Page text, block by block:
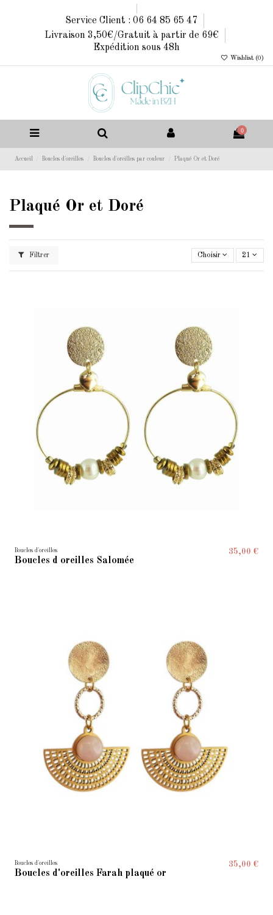
Service Client : 06 64 85 65 47
Livraison 3,50€/Gratuit à partir de 69€
Expédition sous 48h
Wishlist (0 )
0
Accueil Boucles d'oreilles Boucles d'oreilles par couleur Plaqué Or et Doré
Plaqué Or et Doré
Filtrer Choisir 21
Boucles d'oreilles
Boucles d oreilles Salomée
35,00 €
Boucles d'oreilles
Boucles d'oreilles Farah plaqué or
35,00 €